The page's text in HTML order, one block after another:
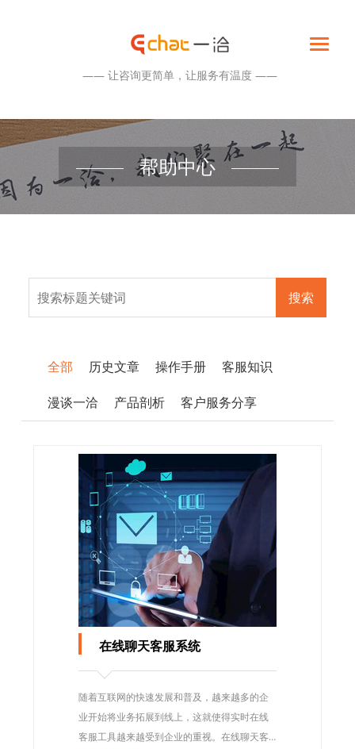
—— 让咨询更简单，让服务有温度 ——
帮助中心
搜索
全部 历史文章 操作手册 客服知识
漫谈一洽 产品剖析 客户服务分享
在线聊天客服系统
随着互联网的快速发展和普及，越来越多的企
业开始将业务拓展到线上，这就使得实时在线
客服工具越来越受到企业的重视。在线聊天客